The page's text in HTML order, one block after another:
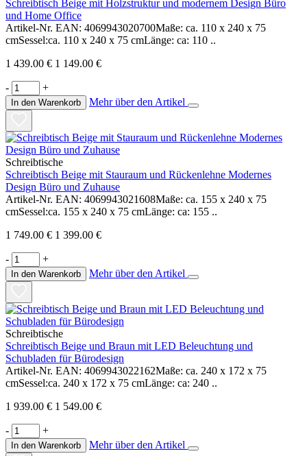
Schreibtisch Beige mit Holzstruktur und modernem Design Büro
und Home Office
Artikel-Nr. EAN: 4069943020700Maße: ca. 110 x 240 x 75
cmSessel:ca. 110 x 240 x 75 cmLänge: ca: 110 ..
1 439.00 € 1 149.00 €
- +
In den Warenkorb Mehr über den Artikel
Schreibtische
Schreibtisch Beige mit Stauraum und Rückenlehne Modernes
Design Büro und Zuhause
Artikel-Nr. EAN: 4069943021608Maße: ca. 155 x 240 x 75
cmSessel:ca. 155 x 240 x 75 cmLänge: ca: 155 ..
1 749.00 € 1 399.00 €
- +
In den Warenkorb Mehr über den Artikel
Schreibtische
Schreibtisch Beige und Braun mit LED Beleuchtung und
Schubladen für Bürodesign
Artikel-Nr. EAN: 4069943022162Maße: ca. 240 x 172 x 75
cmSessel:ca. 240 x 172 x 75 cmLänge: ca: 240 ..
1 939.00 € 1 549.00 €
- +
In den Warenkorb Mehr über den Artikel